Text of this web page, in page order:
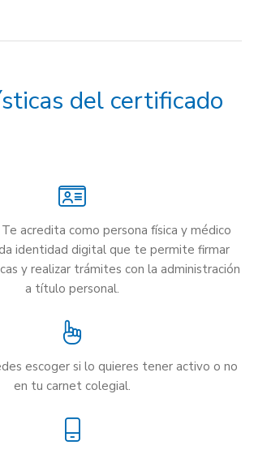
del certificado
Te acredita como persona física y médico
identidad digital que te permite firmar
y realizar trámites con la administración
a título personal.
escoger si lo quieres tener activo o no
en tu carnet colegial.